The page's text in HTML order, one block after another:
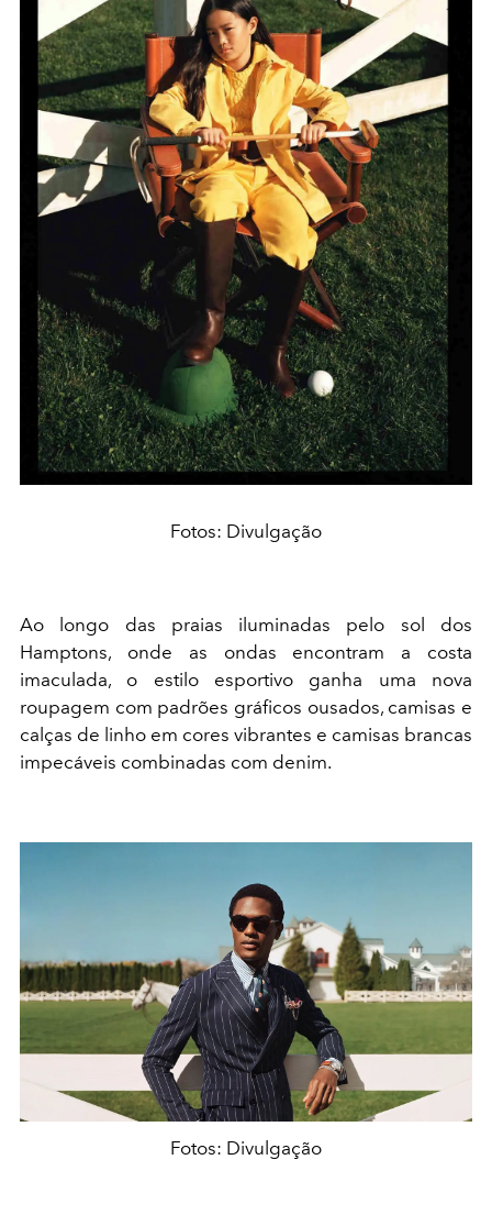
Fotos: Divulgação
Ao longo das praias iluminadas pelo sol dos
Hamptons, onde as ondas encontram a costa
imaculada, o estilo esportivo ganha uma nova
roupagem com padrões gráficos ousados, camisas e
calças de linho em cores vibrantes e camisas brancas
impecáveis combinadas com denim.
Fotos: Divulgação